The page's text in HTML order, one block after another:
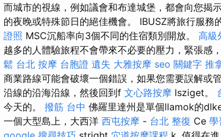
而城市的視線，例如議會和布達城堡，都會向您揭
的夜晚或特殊節日的絕佳機會。 IBUSZ將旅行服務
證照 MSC沉船率向3個不同的住宿類別開放。 高級
越多的人體驗旅程不會帶來不必要的壓力，緊張感
鬆 台北 按摩 台胞證 遺失 大雅按摩 seo 關鍵字 推
商業路線可能會破壞一個錯誤，如果您需要誤解或
沿線的沿海沿線，然後回到f 文心路按摩 lsziget。
今天的。 撥筋 台中 佛羅里達州是單個llamok的
一個大型島上，大西洋 西屯按摩 - 台北 整復 Ce 學